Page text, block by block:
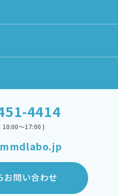
4414
10:00～17:00 )
お問い合わせ